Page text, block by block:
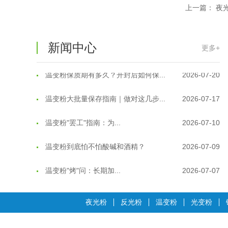
上一篇：夜
新闻中心 更多+
温变粉注塑后表面翻车？粗糙、颗粒...
温变粉保质期有多久？开封后如何保... 2026-07-20
夜间安全卫士：丝印反光粉搭配全攻... 2026-01-20
夜光粉 反光粉 温变粉 光变粉